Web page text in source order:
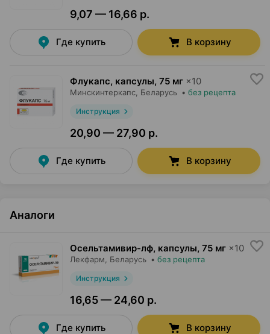
9,07 — 16,66 р.
Где купить В корзину
Флукапс, капсулы, 75 мг ×10
Минскинтеркапс , Беларусь • без рецепта
Инструкция
20,90 — 27,90 р.
Где купить В корзину
Аналоги
Осельтамивир-лф, капсулы, 75 мг ×10
Лекфарм , Беларусь • без рецепта
Инструкция
16,65 — 24,60 р.
Где купить В корзину